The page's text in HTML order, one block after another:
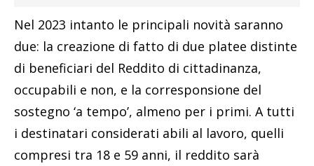
Nel 2023 intanto le principali novità saranno
due: la creazione di fatto di due platee distinte
di beneficiari del Reddito di cittadinanza,
occupabili e non, e la corresponsione del
sostegno ‘a tempo’, almeno per i primi. A tutti
i destinatari considerati abili al lavoro, quelli
compresi tra 18 e 59 anni, il reddito sarà